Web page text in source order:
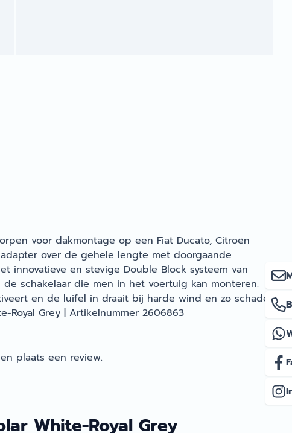
voor dakmontage op een Fiat Ducato, Citroën
over de gehele lengte met doorgaande
innovatieve en stevige Double Block systeem van
schakelaar die men in het voertuig kan monteren.
en de luifel in draait bij harde wind en zo schade
Royal Grey | Artikelnummer 2606863
plaats een review.
White-Royal Grey